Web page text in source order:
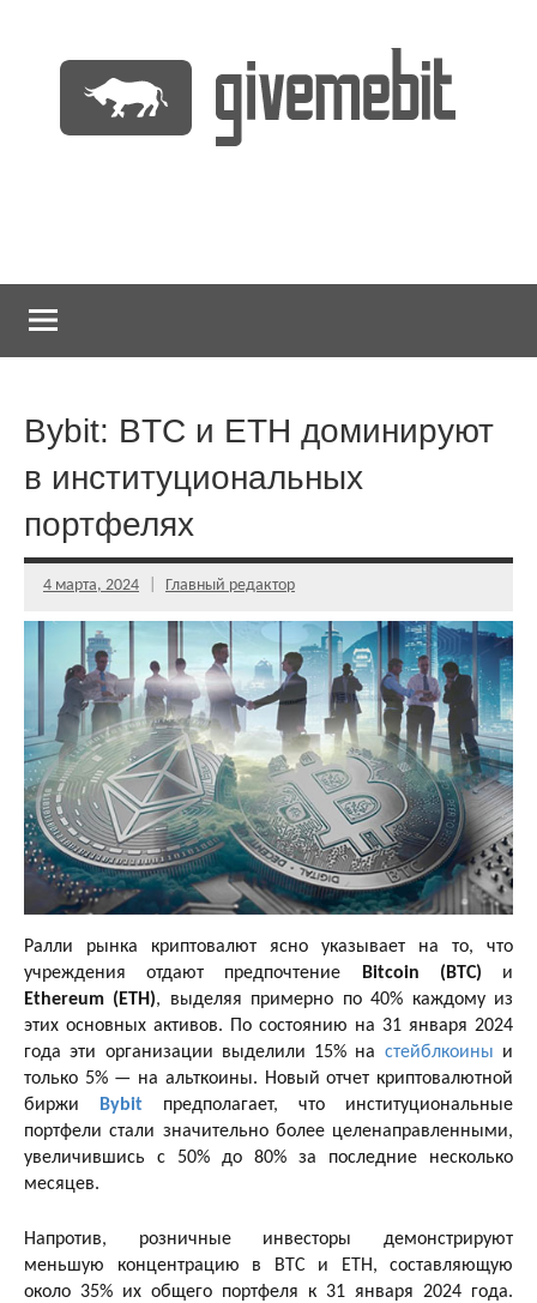
содержимому
Bybit: BTC и ETH доминируют
в институциональных
портфелях
4 марта, 2024 Главный редактор
Ралли рынка криптовалют ясно указывает на то, что
учреждения отдают предпочтение
Bitcoin (BTC) и
Ethereum (ETH), выделяя примерно по 40% каждому из
этих основных активов. По состоянию на 31 января 2024
года эти организации выделили 15% на стейблкоины и
только 5% — на альткоины. Новый отчет криптовалютной
биржи
Bybit предполагает, что институциональные
портфели стали значительно более целенаправленными,
увеличившись с 50% до 80% за последние несколько
месяцев.
Напротив, розничные инвесторы демонстрируют
меньшую концентрацию в BTC и ETH, составляющую
около 35% их общего портфеля к 31 января 2024 года.